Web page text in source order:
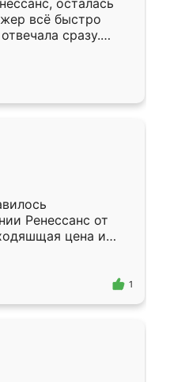
осталась
всё быстро
сразу.
подошёл к
Собрали
аккуратно, даже
Ренессанс от
цена и
Приехавший
самый
1